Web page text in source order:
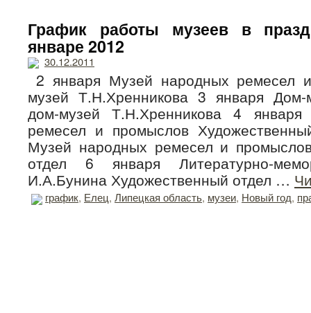
График работы музеев в
январе 2012
30.12.2011
2 января Музей народных ремесел
музей Т.Н.Хренникова 3 января
дом-музей Т.Н.Хренникова 4
ремесел и промыслов
Музей народных ремесел и
отдел 6 января Литературно-
И.А.Бунина Художественный отдел …
график, Елец, Липецкая область, музеи, Новый год,